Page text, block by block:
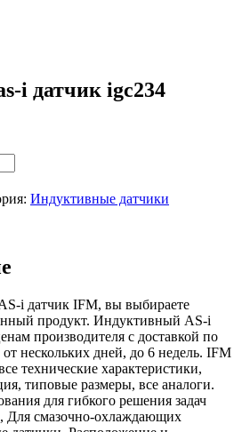
i датчик igc234
Индуктивные датчики
i датчик IFM, вы выбираете
продукт. Индуктивный AS-i
производителя с доставкой по
нескольких дней, до 6 недель. IFM
технические характеристики,
типовые размеры, все аналоги.
для гибкого решения задач
Для смазочно-охлаждающих